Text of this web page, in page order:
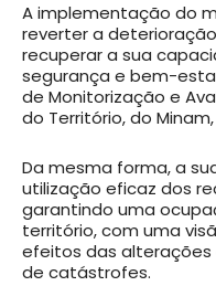
A implementação do
reverter a
recuperar a sua
segurança e bem-
de Monitorização e
do Território, do Minam,
Da mesma forma, a
utilização eficaz dos
garantindo uma
território, com uma
efeitos das alterações
de catástrofes.